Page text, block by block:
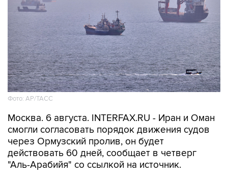
Фото: AP/ТАСС
Москва. 6 августа. INTERFAX.RU - Иран и Оман
смогли согласовать порядок движения судов
через Ормузский пролив, он будет
действовать 60 дней, сообщает в четверг
"Аль-Арабийя" со ссылкой на источник.